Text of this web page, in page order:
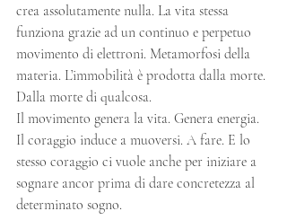
crea assolutamente nulla. La vita stessa
funziona grazie ad un continuo e perpetuo
movimento di elettroni. Metamorfosi della
materia. L’immobilità è prodotta dalla morte.
Dalla morte di qualcosa.
Il movimento genera la vita. Genera energia.
Il coraggio induce a muoversi. A fare. E lo
stesso coraggio ci vuole anche per iniziare a
sognare ancor prima di dare concretezza al
determinato sogno.